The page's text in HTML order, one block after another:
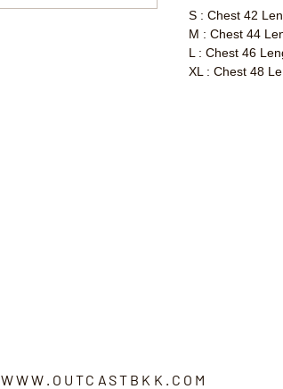
S : Chest 42
M : Chest 44
L : Chest 46
XL : Chest 48
WWW.OUTCASTBKK.COM